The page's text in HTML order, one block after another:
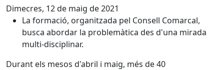
Dimecres, 12 de maig de 2021
La formació, organitzada pel Consell Comarcal,
busca abordar la problemàtica des d'una mirada
multi-disciplinar.
Durant els mesos d'abril i maig, més de 40